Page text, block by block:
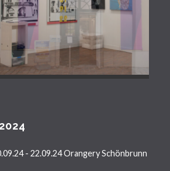
- 22.09.24 Orangery Schönbrunn